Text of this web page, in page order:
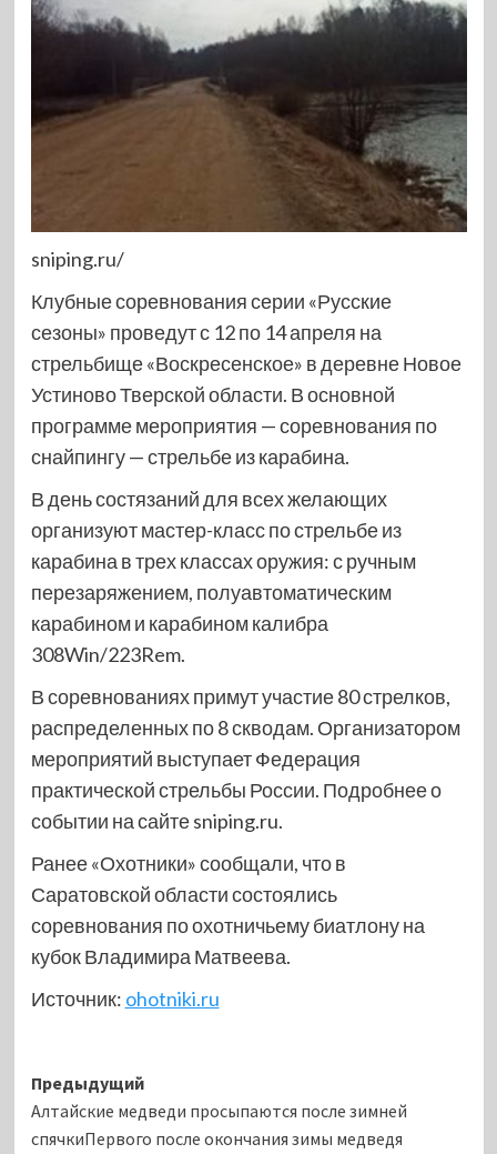
sniping.ru/
Клубные соревнования серии «Русские
сезоны» проведут с 12 по 14 апреля на
стрельбище «Воскресенское» в деревне Новое
Устиново Тверской области. В основной
программе мероприятия — соревнования по
снайпингу — стрельбе из карабина.
В день состязаний для всех желающих
организуют мастер-класс по стрельбе из
карабина в трех классах оружия: с ручным
перезаряжением, полуавтоматическим
карабином и карабином калибра
308Win/223Rem.
В соревнованиях примут участие 80 стрелков,
распределенных по 8 скводам. Организатором
мероприятий выступает Федерация
практической стрельбы России. Подробнее о
событии на сайте sniping.ru.
Ранее «Охотники» сообщали, что в
Саратовской области состоялись
соревнования по охотничьему биатлону на
кубок Владимира Матвеева.
Источник: ohotniki.ru
Навигация
записи
Предыдущий
Алтайские медведи просыпаются после зимней
спячкиПервого после окончания зимы медведя